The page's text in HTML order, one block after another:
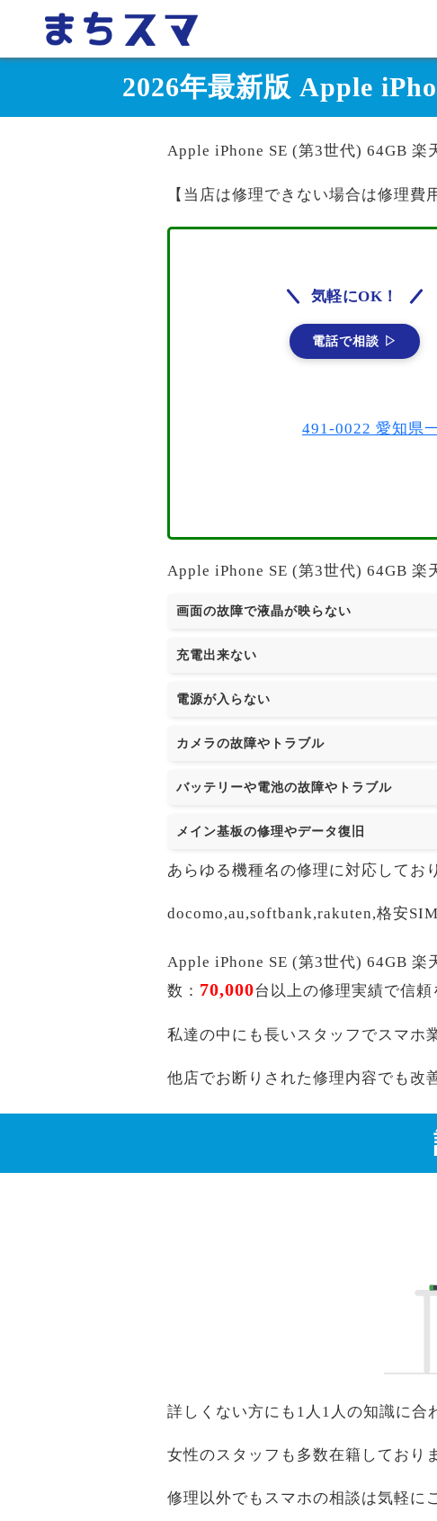
2026年最新版 Apple
Apple iPhone SE (第3世代) 64GB 楽
【当店は修理できない場合は修理費
気軽にOK！
電話で相談 ▷
491-0022 愛知県
Apple iPhone SE (第3世代) 64GB 楽
画面の故障で液晶が映らない
充電出来ない
電源が入らない
カメラの故障やトラブル
バッテリーや電池の故障やトラブル
メイン基板の修理やデータ復旧
あらゆる機種名の修理に対応してお
docomo,au,softbank,rakuten,格安
Apple iPhone SE (第3世代) 64GB 楽
数： 70,000台以上の修理実績で信頼
私達の中にも長いスタッフでスマホ
他店でお断りされた修理内容でも改
詳しくない方にも1人1人の知識に合
女性のスタッフも多数在籍しており
修理以外でもスマホの相談は気軽に